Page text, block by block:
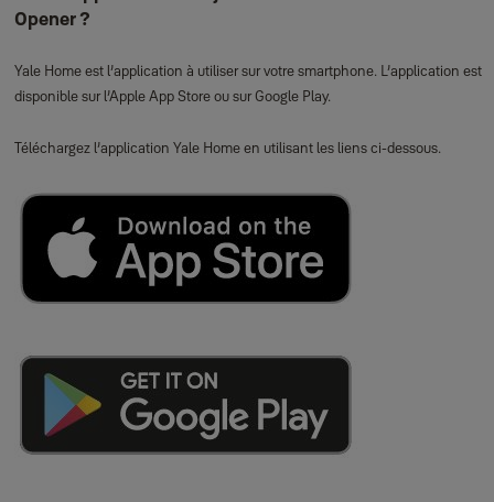
Opener ?
Yale Home est l’application à utiliser sur votre smartphone. L’application est
disponible sur l’Apple App Store ou sur Google Play.
Téléchargez l’application Yale Home en utilisant les liens ci‑dessous.